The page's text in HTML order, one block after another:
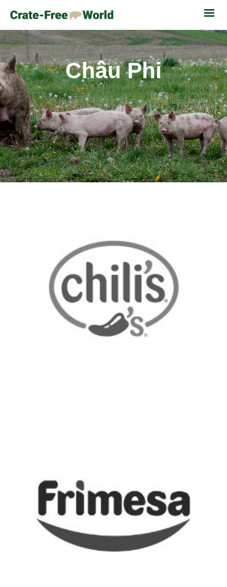
Châu Phi
Đọc thêm thông tin
Đọc thêm thông tin